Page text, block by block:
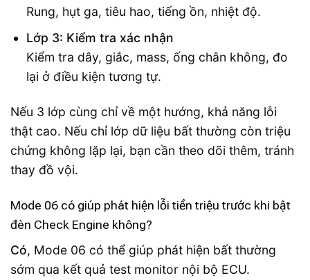
Rung, hụt ga, tiêu hao, tiếng ồn, nhiệt độ.
Lớp 3: Kiểm tra xác nhận
Kiểm tra dây, giắc, mass, ống chân không, đo
lại ở điều kiện tương tự.
Nếu 3 lớp cùng chỉ về một hướng, khả năng lỗi
thật cao. Nếu chỉ lớp dữ liệu bất thường còn triệu
chứng không lặp lại, bạn cần theo dõi thêm, tránh
thay đồ vội.
Mode 06 có giúp phát hiện lỗi tiền triệu trước khi bật
đèn Check Engine không?
Có, Mode 06 có thể giúp phát hiện bất thường
sớm qua kết quả test monitor nội bộ ECU.